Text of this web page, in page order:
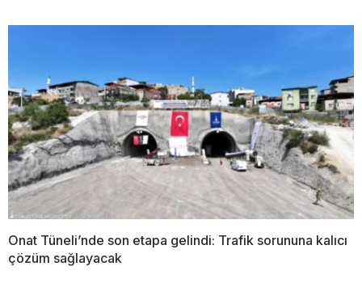
Onat Tüneli’nde son etapa gelindi: Trafik sorununa kalıcı
çözüm sağlayacak